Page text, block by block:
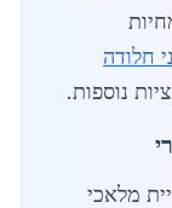
חלודה
נוספות.
מלאכי